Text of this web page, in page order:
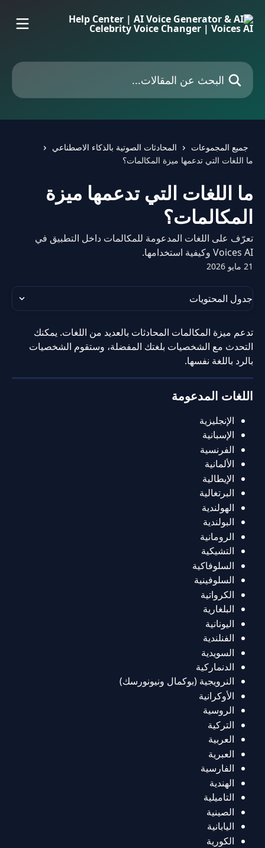
البحث عن المقالات...
جميع المجموعات
المحادثات الصوتية بالذكاء الاصطناعي
ما اللغات التي تدعمها ميزة المكالمات؟
ما اللغات التي تدعمها ميزة
المكالمات؟
تعرّف على اللغات المدعومة للمكالمات داخل التطبيق في
Voices AI وكيفية استخدامها.
21 مايو 2026
جدول المحتويات
تدعم ميزة المكالمات المحادثات بالعديد من اللغات. يمكنك
التحدث مع الشخصيات بلغتك المفضلة، وستقوم الشخصيات
بالرد باللغة نفسها.
اللغات المدعومة
الإنجليزية
الإسبانية
الفرنسية
الألمانية
الإيطالية
البرتغالية
الهولندية
البولندية
الرومانية
التشيكية
السلوفاكية
السلوفينية
الكرواتية
البلغارية
اليونانية
الفنلندية
السويدية
الدنماركية
النرويجية (بوكمال ونيونورسك)
الأوكرانية
الروسية
التركية
العربية
العبرية
الفارسية
الهندية
التاميلية
الصينية
اليابانية
الكورية